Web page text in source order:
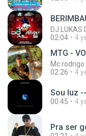
DJ LUKAS
02:04
4
Mc
02:26
4
00:45 4
Pra ser